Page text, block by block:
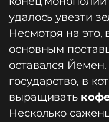
удалось увезти
Несмотря на это,
основным
оставался
государство, в
выращивать
Несколько